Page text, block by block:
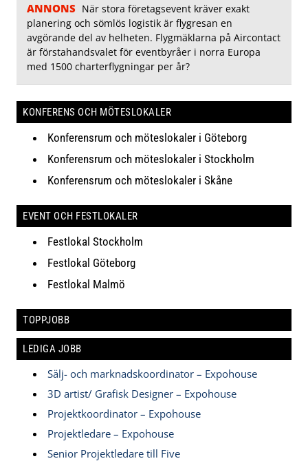
ANNONS När stora företagsevent kräver exakt
planering och sömlös logistik är flygresan en
avgörande del av helheten. Flygmäklarna på Aircontact
är förstahandsvalet för eventbyråer i norra Europa
med 1500 charterflygningar per år?
KONFERENS OCH MÖTESLOKALER
Konferensrum och möteslokaler i Göteborg
Konferensrum och möteslokaler i Stockholm
Konferensrum och möteslokaler i Skåne
EVENT OCH FESTLOKALER
Festlokal Stockholm
Festlokal Göteborg
Festlokal Malmö
TOPPJOBB
LEDIGA JOBB
Sälj- och marknadskoordinator – Expohouse
3D artist/ Grafisk Designer – Expohouse
Projektkoordinator – Expohouse
Projektledare – Expohouse
Senior Projektledare till Five